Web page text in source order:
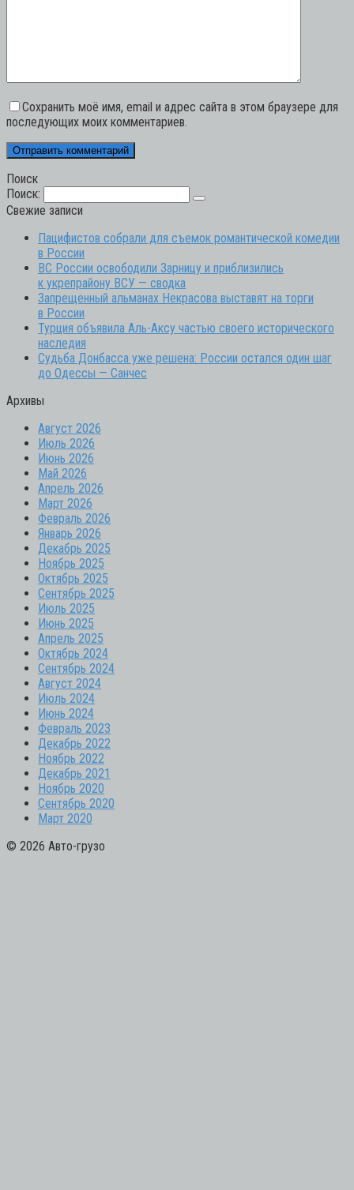
Сохранить моё имя, email и адрес сайта в этом браузере для
последующих моих комментариев.
Поиск
Поиск:
Свежие записи
Пацифистов собрали для съемок романтической комедии
в России
ВС России освободили Зарницу и приблизились
к укрепрайону ВСУ — сводка
Запрещенный альманах Некрасова выставят на торги
в России
Турция объявила Аль-Аксу частью своего исторического
наследия
Судьба Донбасса уже решена: России остался один шаг
до Одессы — Санчес
Архивы
Август 2026
Июль 2026
Июнь 2026
Май 2026
Апрель 2026
Март 2026
Февраль 2026
Январь 2026
Декабрь 2025
Ноябрь 2025
Октябрь 2025
Сентябрь 2025
Июль 2025
Июнь 2025
Апрель 2025
Октябрь 2024
Сентябрь 2024
Август 2024
Июль 2024
Июнь 2024
Февраль 2023
Декабрь 2022
Ноябрь 2022
Декабрь 2021
Ноябрь 2020
Сентябрь 2020
Март 2020
© 2026 Авто-грузо